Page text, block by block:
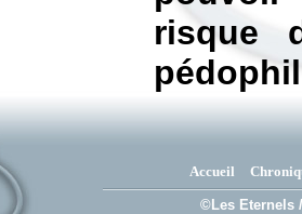
risque
Accueil
©Les Eternels